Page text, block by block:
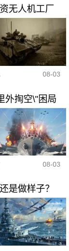
无人机工厂
08-03
外掏空\"困局
08-03
是做样子？